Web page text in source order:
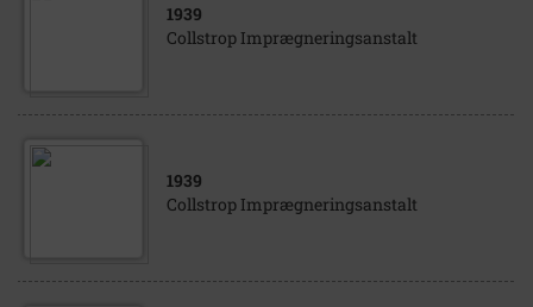
1939
Collstrop Imprægneringsanstalt
1939
Collstrop Imprægneringsanstalt